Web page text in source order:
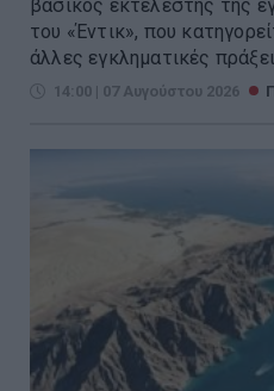
βασικός εκτελεστής της
του «Έντικ», που
άλλες εγκληματικές
14:00 | 07 Αυγούστου 2026